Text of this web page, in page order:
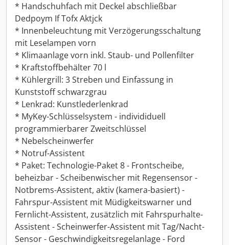
* Handschuhfach mit Deckel abschließbar
Dedpoym If Tofx Aktjck
* Innenbeleuchtung mit Verzögerungsschaltung
mit Leselampen vorn
* Klimaanlage vorn inkl. Staub- und Pollenfilter
* Kraftstoffbehälter 70 l
* Kühlergrill: 3 Streben und Einfassung in
Kunststoff schwarzgrau
* Lenkrad: Kunstlederlenkrad
* MyKey-Schlüsselsystem - individiduell
programmierbarer Zweitschlüssel
* Nebelscheinwerfer
* Notruf-Assistent
* Paket: Technologie-Paket 8 - Frontscheibe,
beheizbar - Scheibenwischer mit Regensensor -
Notbrems-Assistent, aktiv (kamera-basiert) -
Fahrspur-Assistent mit Müdigkeitswarner und
Fernlicht-Assistent, zusätzlich mit Fahrspurhalte-
Assistent - Scheinwerfer-Assistent mit Tag/Nacht-
Sensor - Geschwindigkeitsregelanlage - Ford